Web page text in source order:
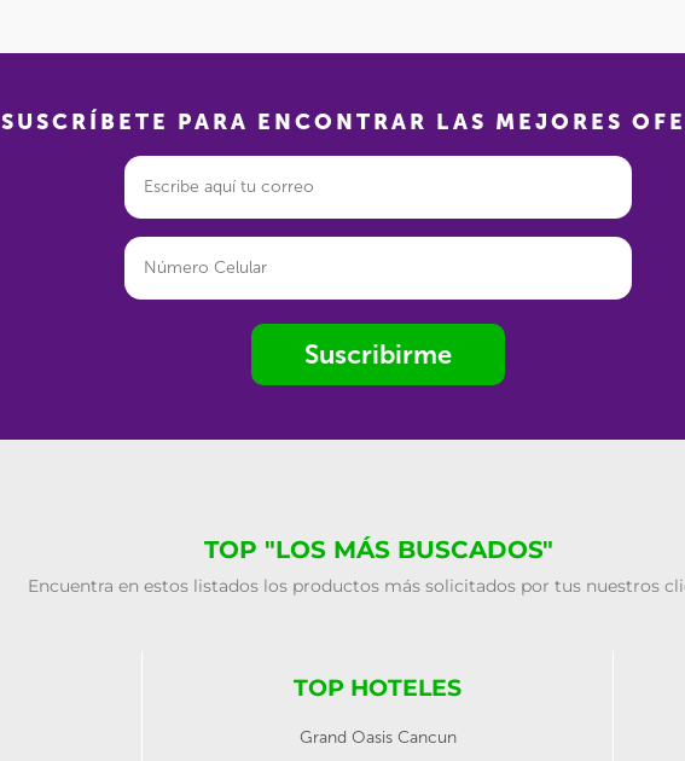
SUSCRÍBETE PARA ENCONTRAR LAS MEJORES
Suscribirme
TOP "LOS MÁS BUSCADOS"
Encuentra en estos listados los productos más solicitados por tus nuestros
TOP HOTELES
Grand Oasis Cancun